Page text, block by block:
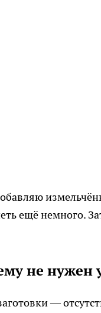
ещё немного.
не нужен
—